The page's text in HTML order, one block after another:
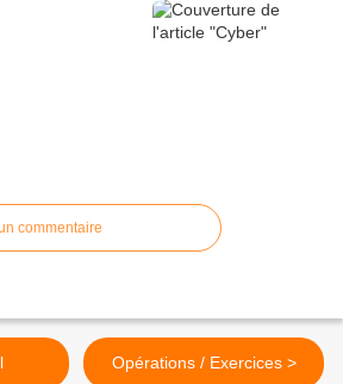
commentaire
Opérations / Exercices >